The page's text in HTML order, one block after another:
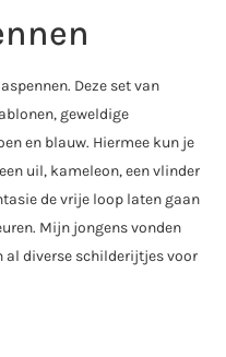
Deze set van
geweldige
en blauw. Hiermee kun je
uil, kameleon, een vlinder
de vrije loop laten gaan
Mijn jongens vonden
al diverse schilderijtjes voor